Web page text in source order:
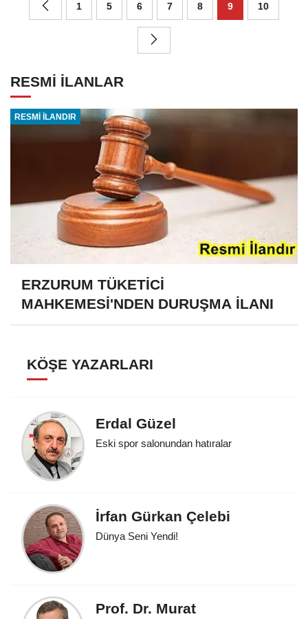
1 5 6 7 8 9 10
RESMİ İLANLAR
RESMİ İLANDIR
ERZURUM TÜKETİCİ
MAHKEMESİ'NDEN DURUŞMA İLANI
KÖŞE YAZARLARI
Erdal Güzel
Eski spor salonundan hatıralar
İrfan Gürkan Çelebi
Dünya Seni Yendi!
Prof. Dr. Murat